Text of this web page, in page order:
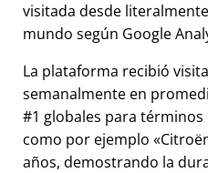
visitada desde
mundo según Google
La plataforma recibió
semanalmente en
#1 globales para
como por ejemplo
años, demostrando la